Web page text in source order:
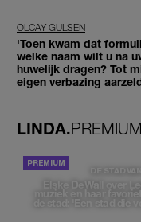
OLCAY GULSEN
'Toen kwam dat
welke naam wilt u na
huwelijk dragen? Tot
eigen verbazing
LINDA.PREMIUM
DE STAD VAN
Elske DeWall over
muziek en haar
de stad: 'Een stad die